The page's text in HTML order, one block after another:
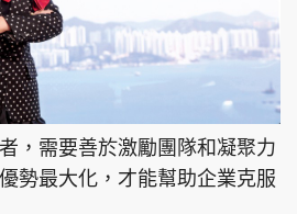
權所有 . 不得轉載
All rights reserved.
，需要善於激勵團隊和凝聚力
勢最大化，才能幫助企業克服